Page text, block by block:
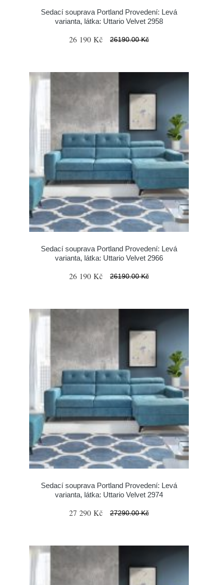
Sedací souprava Portland Provedení: Levá
varianta, látka: Uttario Velvet 2958
26 190 Kč 26190.00 Kč
Sedací souprava Portland Provedení: Levá
varianta, látka: Uttario Velvet 2966
26 190 Kč 26190.00 Kč
Sedací souprava Portland Provedení: Levá
varianta, látka: Uttario Velvet 2974
27 290 Kč 27290.00 Kč